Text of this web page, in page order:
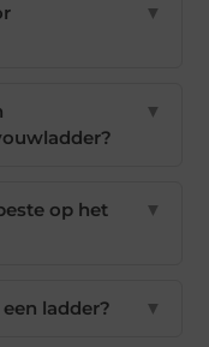
▼
▼
op het
▼
ladder? ▼